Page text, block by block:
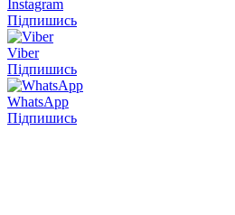
Instagram
Підпишись
Viber
Підпишись
WhatsApp
Підпишись